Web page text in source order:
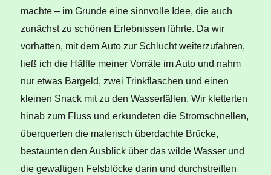
machte – im Grunde eine sinnvolle Idee, die auch
zunächst zu schönen Erlebnissen führte. Da wir
vorhatten, mit dem Auto zur Schlucht weiterzufahren,
ließ ich die Hälfte meiner Vorräte im Auto und nahm
nur etwas Bargeld, zwei Trinkflaschen und einen
kleinen Snack mit zu den Wasserfällen. Wir kletterten
hinab zum Fluss und erkundeten die Stromschnellen,
überquerten die malerisch überdachte Brücke,
bestaunten den Ausblick über das wilde Wasser und
die gewaltigen Felsblöcke darin und durchstreiften